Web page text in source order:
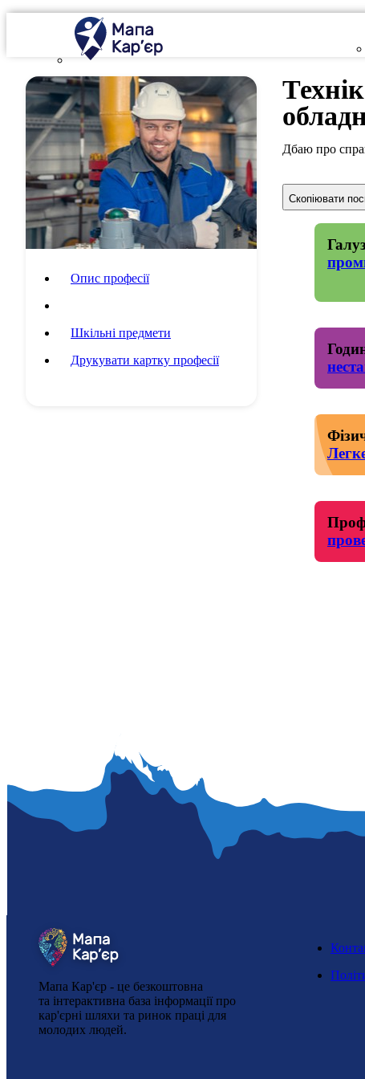
Опис професії
Шкільні предмети
Друкувати картку професії
Дбаю про
Скопіювати
Мапа Кар'єр - це безкоштовна
та інтерактивна база інформації про
кар'єрні шляхи та ринок праці для
молодих людей.